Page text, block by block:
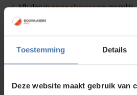
Toestemming Details
Deze website maakt gebruik van
lang
aantal
Afhalen inonze showroommogelijk
Voor 15:00 besteld is
Productinformatie